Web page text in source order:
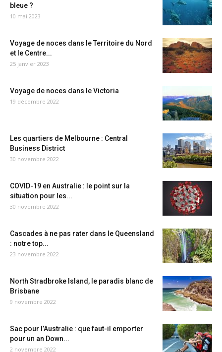
bleue ?
10 mai 2023
Voyage de noces dans le Territoire du Nord
et le Centre...
25 janvier 2023
Voyage de noces dans le Victoria
19 décembre 2022
Les quartiers de Melbourne : Central
Business District
30 novembre 2022
COVID-19 en Australie : le point sur la
situation pour les...
30 novembre 2022
Cascades à ne pas rater dans le Queensland
: notre top...
23 novembre 2022
North Stradbroke Island, le paradis blanc de
Brisbane
9 novembre 2022
Sac pour l’Australie : que faut-il emporter
pour un an Down...
2 novembre 2022